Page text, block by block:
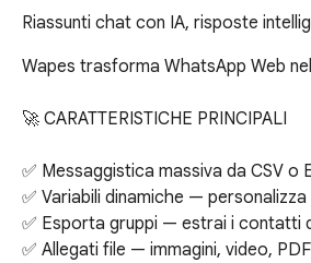
Riassunti chat con IA, risposte
Wapes trasforma WhatsApp Web
🚀 CARATTERISTICHE PRINCIPALI
✅ Messaggistica massiva da CSV
✅ Variabili dinamiche —
✅ Esporta gruppi — estrai i contatti
✅ Allegati file — immagini, video,